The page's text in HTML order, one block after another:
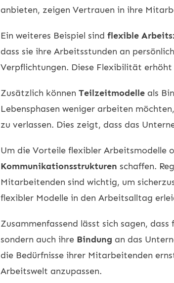
anbieten, zeigen Vertrauen in ihre
Ein weiteres Beispiel sind flexible
dass sie ihre Arbeitsstunden an
Verpflichtungen. Diese Flexibilität
Zusätzlich können Teilzeitmodelle als
Lebensphasen weniger arbeiten
zu verlassen. Dies zeigt, dass das
Um die Vorteile flexibler Arbeitsmodelle
Kommunikationsstrukturen schaffen.
Mitarbeitenden sind wichtig, um
flexibler Modelle in den Arbeitsalltag
Zusammenfassend lässt sich sagen,
sondern auch ihre Bindung an das
die Bedürfnisse ihrer Mitarbeitenden
Arbeitswelt anzupassen.